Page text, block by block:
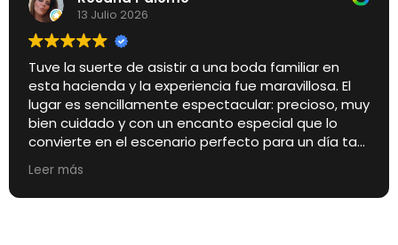
13 Julio 2026
Tuve la suerte de asistir a una boda familiar en
esta hacienda y la experiencia fue maravillosa. El
lugar es sencillamente espectacular: precioso, muy
bien cuidado y con un encanto especial que lo
convierte en el escenario perfecto para un día tan
importante.
Pero si algo quiero destacar especialmente es el
trato de los encargados de la finca. Desde el
Leer más